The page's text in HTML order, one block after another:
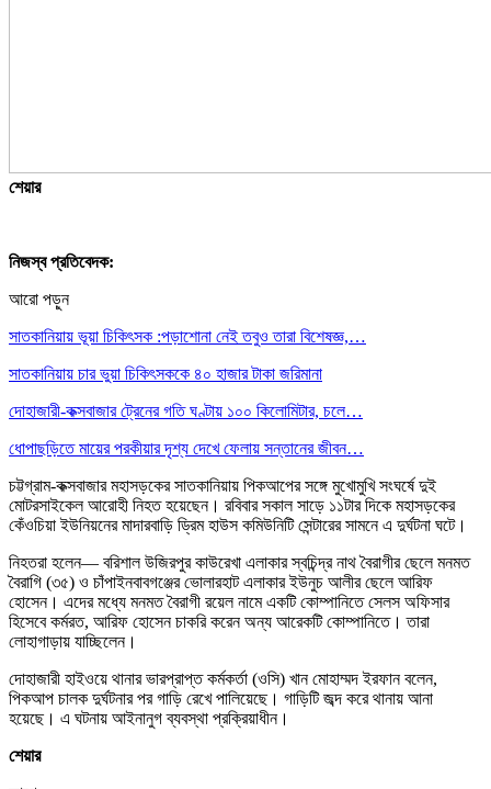
শেয়ার
নিজস্ব প্রতিবেদক:
আরো পড়ুন
সাতকানিয়ায় ভূয়া চিকিৎসক :পড়াশোনা নেই তবুও তারা বিশেষজ্ঞ,…
সাতকানিয়ায় চার ভুয়া চিকিৎসককে ৪০ হাজার টাকা জরিমানা
দোহাজারী-কক্সবাজার ট্রেনের গতি ঘণ্টায় ১০০ কিলোমিটার, চলে…
ধোপাছড়িতে মায়ের পরকীয়ার দৃশ্য দেখে ফেলায় সন্তানের জীবন…
চট্টগ্রাম-কক্সবাজার মহাসড়কের সাতকানিয়ায় পিকআপের সঙ্গে মুখোমুখি সংঘর্ষে দুই
মোটরসাইকেল আরোহী নিহত হয়েছেন। রবিবার সকাল সাড়ে ১১টার দিকে মহাসড়কের
কেঁওচিয়া ইউনিয়নের মাদারবাড়ি ড্রিম হাউস কমিউনিটি সেন্টারের সামনে এ দুর্ঘটনা ঘটে।
নিহতরা হলেন— বরিশাল উজিরপুর কাউরেখা এলাকার স্বচিন্দ্র নাথ বৈরাগীর ছেলে মনমত
বৈরাগি (৩৫) ও চাঁপাইনবাবগঞ্জের ভোলারহাট এলাকার ইউনুচ আলীর ছেলে আরিফ
হোসেন। এদের মধ্যে মনমত বৈরাগী রয়েল নামে একটি কোম্পানিতে সেলস অফিসার
হিসেবে কর্মরত, আরিফ হোসেন চাকরি করেন অন্য আরেকটি কোম্পানিতে। তারা
লোহাগাড়ায় যাচ্ছিলেন।
দোহাজারী হাইওয়ে থানার ভারপ্রাপ্ত কর্মকর্তা (ওসি) খান মোহাম্মদ ইরফান বলেন,
পিকআপ চালক দুর্ঘটনার পর গাড়ি রেখে পালিয়েছে। গাড়িটি জব্দ করে থানায় আনা
হয়েছে। এ ঘটনায় আইনানুগ ব্যবস্থা প্রক্রিয়াধীন।
শেয়ার